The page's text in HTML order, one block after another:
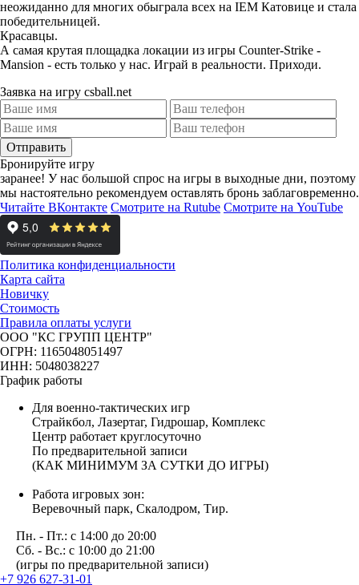
неожиданно для многих обыграла всех на IEM Катовице и стала
победительницей.
Красавцы.
А самая крутая площадка локации из игры Counter-Strike -
Mansion - есть только у нас. Играй в реальности. Приходи.
Заявка на игру csball.net
Отправить
Бронируйте игру
заранее! У нас большой спрос на игры в выходные дни, поэтому
мы настоятельно рекомендуем оставлять бронь заблаговременно.
Читайте ВКонтакте Смотрите на Rutube Смотрите на YouTube
Политика конфиденциальности
Карта сайта
Новичку
Стоимость
Правила оплаты услуги
ООО "КС ГРУПП ЦЕНТР"
ОГРН: 1165048051497
ИНН: 5048038227
График работы
Для военно-тактических игр
Страйкбол, Лазертаг, Гидрошар, Комплекс
Центр работает круглосуточно
По предварительной записи
(КАК МИНИМУМ ЗА СУТКИ ДО ИГРЫ)
Работа игровых зон:
Веревочный парк, Скалодром, Тир.
Пн. - Пт.: с 14:00 до 20:00
Сб. - Вс.: с 10:00 до 21:00
(игры по предварительной записи)
+7 926 627-31-01